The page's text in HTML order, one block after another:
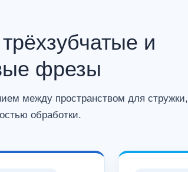
и
фрезы
между пространством для стружки,
обработки.